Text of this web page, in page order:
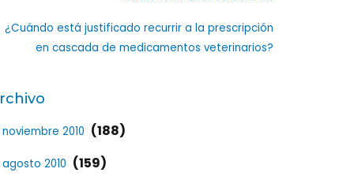
¿Cuándo está justificado recurrir a la prescripción
en cascada de medicamentos veterinarios?
noviembre 2010 (188)
agosto 2010 (159)